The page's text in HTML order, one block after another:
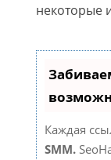
некоторые
Каждая
SMM.